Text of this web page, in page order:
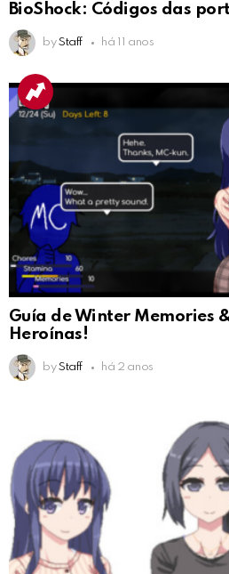
BioShock: Códigos das
by Staff há 11 anos
Guía de Winter Memories
Heroínas!
by Staff há 2 anos